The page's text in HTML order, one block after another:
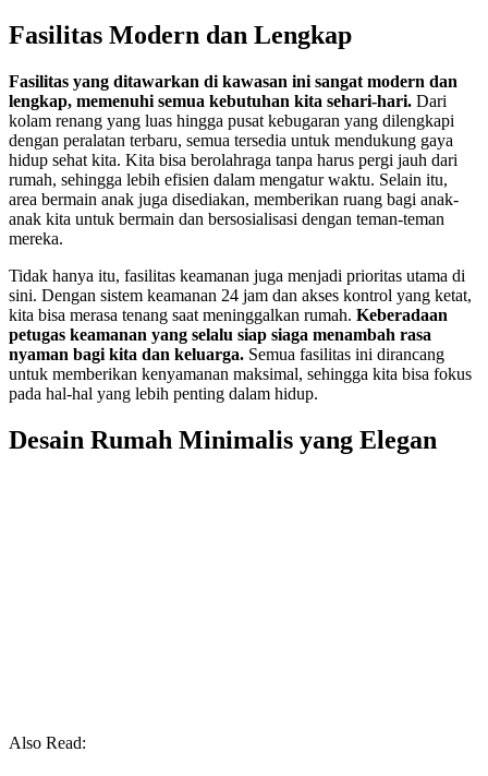
Fasilitas Modern dan Lengkap
Fasilitas yang ditawarkan di kawasan ini sangat modern dan
lengkap, memenuhi semua kebutuhan kita sehari-hari. Dari
kolam renang yang luas hingga pusat kebugaran yang dilengkapi
dengan peralatan terbaru, semua tersedia untuk mendukung gaya
hidup sehat kita. Kita bisa berolahraga tanpa harus pergi jauh dari
rumah, sehingga lebih efisien dalam mengatur waktu. Selain itu,
area bermain anak juga disediakan, memberikan ruang bagi anak-
anak kita untuk bermain dan bersosialisasi dengan teman-teman
mereka.
Tidak hanya itu, fasilitas keamanan juga menjadi prioritas utama di
sini. Dengan sistem keamanan 24 jam dan akses kontrol yang ketat,
kita bisa merasa tenang saat meninggalkan rumah. Keberadaan
petugas keamanan yang selalu siap siaga menambah rasa
nyaman bagi kita dan keluarga. Semua fasilitas ini dirancang
untuk memberikan kenyamanan maksimal, sehingga kita bisa fokus
pada hal-hal yang lebih penting dalam hidup.
Desain Rumah Minimalis yang Elegan
Also Read: